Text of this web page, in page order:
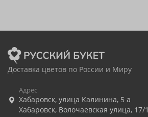
Доставка цветов по России и Миру
Адрес
Хабаровск, улица Калинина, 5 а
Хабаровск, Волочаевская улица, 17/1